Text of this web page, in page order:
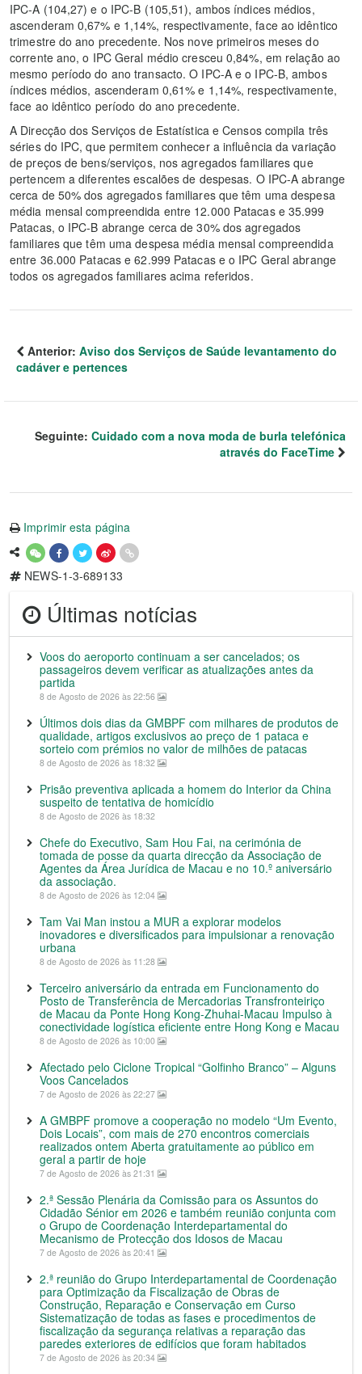
IPC-A (104,27) e o IPC-B (105,51), ambos índices médios,
ascenderam 0,67% e 1,14%, respectivamente, face ao idêntico
trimestre do ano precedente. Nos nove primeiros meses do
corrente ano, o IPC Geral médio cresceu 0,84%, em relação ao
mesmo período do ano transacto. O IPC-A e o IPC-B, ambos
índices médios, ascenderam 0,61% e 1,14%, respectivamente,
face ao idêntico período do ano precedente.
A Direcção dos Serviços de Estatística e Censos compila três
séries do IPC, que permitem conhecer a influência da variação
de preços de bens/serviços, nos agregados familiares que
pertencem a diferentes escalões de despesas. O IPC-A abrange
cerca de 50% dos agregados familiares que têm uma despesa
média mensal compreendida entre 12.000 Patacas e 35.999
Patacas, o IPC-B abrange cerca de 30% dos agregados
familiares que têm uma despesa média mensal compreendida
entre 36.000 Patacas e 62.999 Patacas e o IPC Geral abrange
todos os agregados familiares acima referidos.
Anterior: Aviso dos Serviços de Saúde levantamento do
cadáver e pertences
Seguinte: Cuidado com a nova moda de burla telefónica
através do FaceTime
Imprimir esta página
NEWS-1-3-689133
Últimas notícias
Voos do aeroporto continuam a ser cancelados; os
passageiros devem verificar as atualizações antes da
partida
8 de Agosto de 2026 às 22:56
Últimos dois dias da GMBPF com milhares de produtos de
qualidade, artigos exclusivos ao preço de 1 pataca e
sorteio com prémios no valor de milhões de patacas
8 de Agosto de 2026 às 18:32
Prisão preventiva aplicada a homem do Interior da China
suspeito de tentativa de homicídio
8 de Agosto de 2026 às 18:32
Chefe do Executivo, Sam Hou Fai, na cerimónia de
tomada de posse da quarta direcção da Associação de
Agentes da Área Jurídica de Macau e no 10.º aniversário
da associação.
8 de Agosto de 2026 às 12:04
Tam Vai Man instou a MUR a explorar modelos
inovadores e diversificados para impulsionar a renovação
urbana
8 de Agosto de 2026 às 11:28
Terceiro aniversário da entrada em Funcionamento do
Posto de Transferência de Mercadorias Transfronteiriço
de Macau da Ponte Hong Kong-Zhuhai-Macau Impulso à
conectividade logística eficiente entre Hong Kong e Macau
8 de Agosto de 2026 às 10:00
Afectado pelo Ciclone Tropical “Golfinho Branco” – Alguns
Voos Cancelados
7 de Agosto de 2026 às 22:27
A GMBPF promove a cooperação no modelo “Um Evento,
Dois Locais”, com mais de 270 encontros comerciais
realizados ontem Aberta gratuitamente ao público em
geral a partir de hoje
7 de Agosto de 2026 às 21:31
2.ª Sessão Plenária da Comissão para os Assuntos do
Cidadão Sénior em 2026 e também reunião conjunta com
o Grupo de Coordenação Interdepartamental do
Mecanismo de Protecção dos Idosos de Macau
7 de Agosto de 2026 às 20:41
2.ª reunião do Grupo Interdepartamental de Coordenação
para Optimização da Fiscalização de Obras de
Construção, Reparação e Conservação em Curso
Sistematização de todas as fases e procedimentos de
fiscalização da segurança relativas a reparação das
paredes exteriores de edifícios que foram habitados
7 de Agosto de 2026 às 20:34